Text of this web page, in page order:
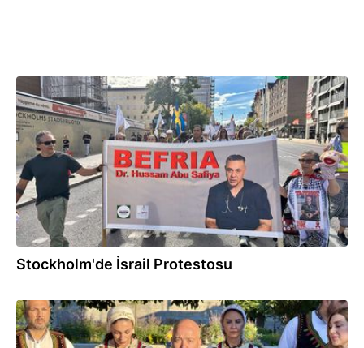
11.07.2026
Stockholm'de İsrail Protestosu
09.07.2026